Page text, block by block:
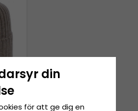
din
för att ge dig en